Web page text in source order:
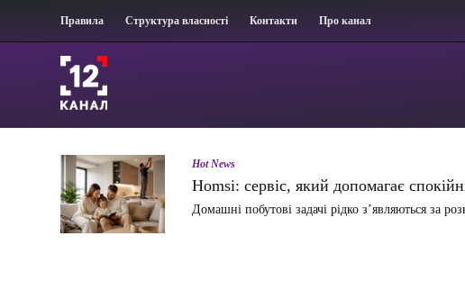
Правила Структура власності Контакти Про канал
Hot News
Homsi: сервіс, який допомагає
Домашні побутові задачі рідко з’являються за